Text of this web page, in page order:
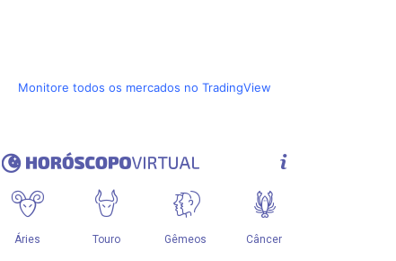
Monitore todos os mercados no TradingView